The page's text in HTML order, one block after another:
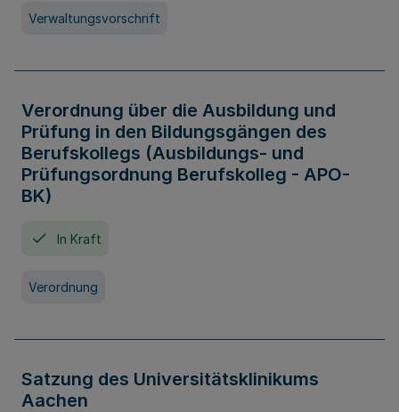
Verwaltungsvorschrift
Verordnung über die Ausbildung und
Prüfung in den Bildungsgängen des
Berufskollegs (Ausbildungs- und
Prüfungsordnung Berufskolleg - APO-
BK)
In Kraft
Verordnung
Satzung des Universitätsklinikums
Aachen